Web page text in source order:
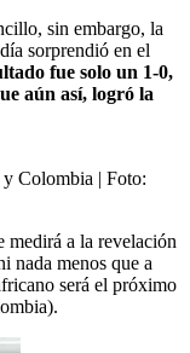
sin embargo, la
sorprendió en el
fue solo un 1-0,
aún así, logró la
y Colombia | Foto:
medirá a la revelación
nada menos que a
será el próximo